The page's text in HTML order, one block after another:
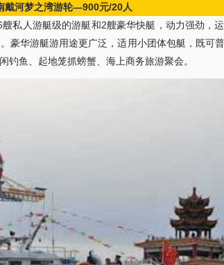
戴河梦之湾游轮—900元/20人
私人游艇级的游艇和2艘豪华快艇，动力强劲，
豪华游艇游用途更广泛，适用小团体包艇，既可
鱼、起地笼抓螃蟹、海上商务旅游聚会。